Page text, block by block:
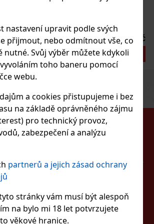
nastavení upravit podle svých
přijmout, nebo odmítnout vše, co
nutné. Svůj výběr můžete kdykoli
toho baneru pomocí
webu.
a cookies přistupujeme i bez
na základě oprávněného zájmu
pro technický provoz,
zabezpečení a analýzu
partnerů a jejich zásad ochrany
stránky vám musí být alespoň
na bylo mi 18 let potvrzujete
věkové hranice.
65g
37 Kč
cukru s intenzivní mátovou
svěžest dechu. Praktická
víčkem je ideální do auta,
mít žvýkačky vždy po ruce. Žvý
57 Kč
Do košíku
Akce
dóza 64 g
ALKOHOLICKÝCH NÁPOJŮ
18 LET!!!
tržeb je prodávající povinen
účtenku. Zároveň je povinen
tržbu u správce daně online v
výpadku pak nejpozději do 48